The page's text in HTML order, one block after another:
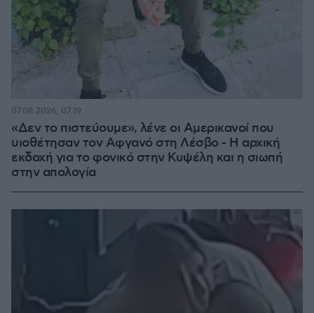
«Δεν το πιστεύουμε», λένε οι Αμερικανοί που
υιοθέτησαν τον Αφγανό στη Λέσβο - Η αρχική
εκδοχή για το φονικό στην Κυψέλη και η σιωπή
στην απολογία
07.08.2026, 07:19